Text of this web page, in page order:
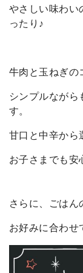
やさしい味わい
ったり♪
牛肉と玉ねぎの
シンプルながら
す。
甘口と中辛から
お子さまでも安
さらに、ごはん
お好みに合わ